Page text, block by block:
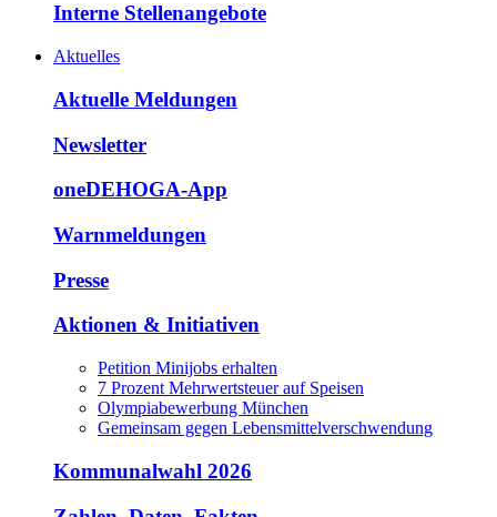
Interne Stellenangebote
Aktuelles
Aktuelle Meldungen
Newsletter
oneDEHOGA-App
Warnmeldungen
Presse
Aktionen & Initiativen
Petition Minijobs erhalten
7 Prozent Mehrwertsteuer auf Speisen
Olympiabewerbung München
Gemeinsam gegen Lebensmittelverschwendung
Kommunalwahl 2026